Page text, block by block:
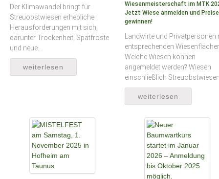
Der Klimawandel bringt für
Streuobstwiesen erhebliche
Herausforderungen mit sich,
darunter Trockenheit, Spätfröste
und neue…
weiterlesen
Wiesenmeisterschaft im MTK
Jetzt Wiese anmelden und Preise
gewinnen!
Landwirte und Privatpersonen
entsprechenden
Welche Wiesen können
angemeldet werden? Wiesen
einschließlich
weiterlesen